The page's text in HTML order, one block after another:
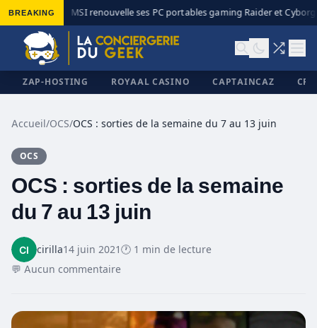
BREAKING MSI renouvelle ses PC portables gaming Raider et Cyborg
ZAP-HOSTING ROYAAL CASINO CAPTAINCAZ
Accueil/OCS/OCS : sorties de la semaine du 7 au 13 juin
OCS
OCS : sorties de la semaine
du 7 au 13 juin
cirilla14 juin 2021🕐 1 min de lecture
💬 Aucun commentaire